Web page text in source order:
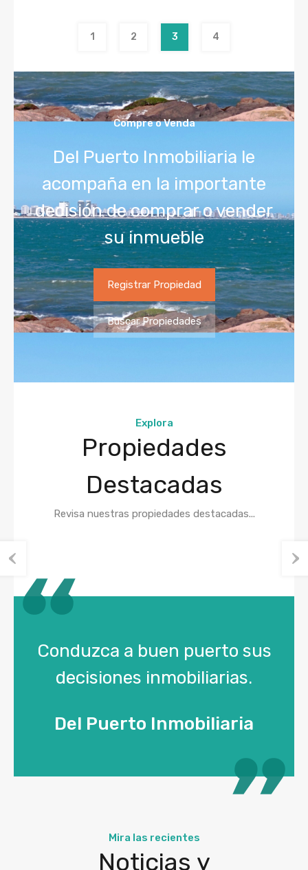
1 2 3 4
Compre o Venda
Del Puerto Inmobiliaria le
acompaña en la importante
decisión de comprar o vender
su inmueble
Registrar Propiedad
Buscar Propiedades
Explora
Propiedades
Destacadas
Revisa nuestras propiedades destacadas...
Conduzca a buen puerto sus
decisiones inmobiliarias.
Del Puerto Inmobiliaria
Mira las recientes
Noticias y